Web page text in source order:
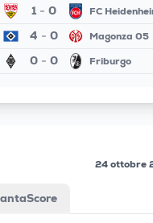
1- 0
FC
4 - 0
Magonza 05
0- 0 Friburgo
24 ottobre